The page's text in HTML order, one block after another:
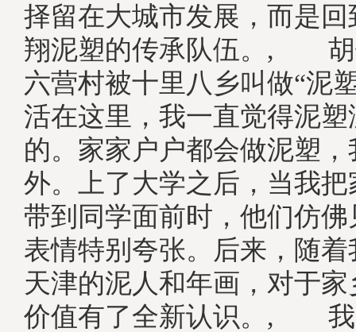
择留在大城市发展，而是
翔泥塑的传承队伍。, 胡
六营村被十里八乡叫做“泥
活在这里，我一直觉得泥
的。家家户户都会做泥塑
外。上了大学之后，当我
带到同学面前时，他们仿
表情特别夸张。后来，随
天津的泥人和年画，对于
价值有了全新认识。, 我